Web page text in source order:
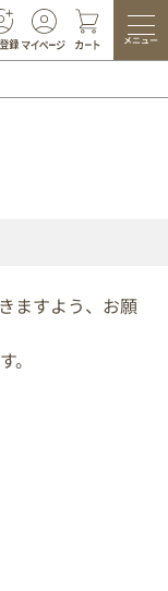
メニュー
ますよう、お願
。